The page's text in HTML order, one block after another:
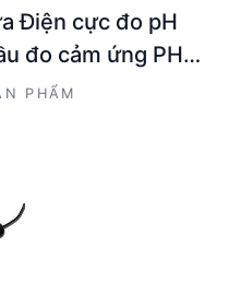
Điện cực đo pH
đo cảm ứng PH
PHẨM